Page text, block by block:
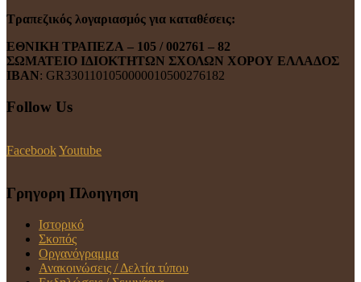
Τραπεζικός λογαριασμός για καταθέσεις:
ΕΘΝΙΚΗ ΤΡΑΠΕΖΑ – 105 / 002761 – 82
ΣΩΜΑΤΕΙΟ ΙΔΙΟΚΤΗΤΩΝ ΣΧΟΛΩΝ ΧΟΡΟΥ ΕΛΛΑΔΟΣ
ΙΒΑΝ: GR3301101050000010500276182
Follow Us
FacebookYoutube
Γρηγορη Πλοηγηση
Ιστορικό
Σκοπός
Οργανόγραμμα
Ανακοινώσεις / Δελτία τύπου